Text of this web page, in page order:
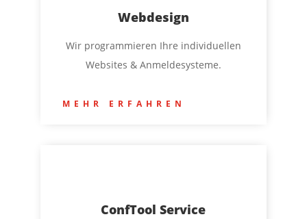
Webdesign
Wir programmieren Ihre individuellen
Websites & Anmeldesysteme.
MEHR ERFAHREN
ConfTool Service